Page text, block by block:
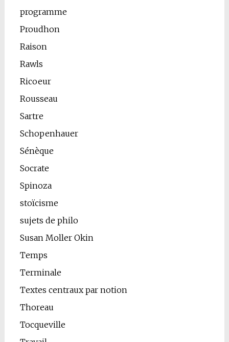
programme
Proudhon
Raison
Rawls
Ricoeur
Rousseau
Sartre
Schopenhauer
Sénèque
Socrate
Spinoza
stoïcisme
sujets de philo
Susan Moller Okin
Temps
Terminale
Textes centraux par notion
Thoreau
Tocqueville